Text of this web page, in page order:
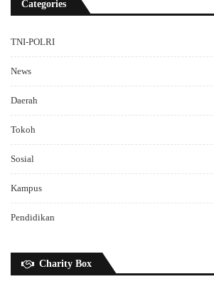
Categories
TNI-POLRI
News
Daerah
Tokoh
Sosial
Kampus
Pendidikan
Charity Box